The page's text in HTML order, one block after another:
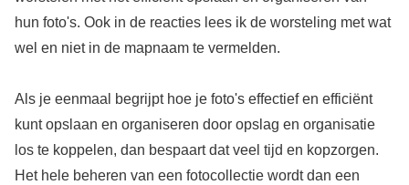
hun foto's. Ook in de reacties lees ik de worsteling met wat
wel en niet in de mapnaam te vermelden.
Als je eenmaal begrijpt hoe je foto's effectief en efficiënt
kunt opslaan en organiseren door opslag en organisatie
los te koppelen, dan bespaart dat veel tijd en kopzorgen.
Het hele beheren van een fotocollectie wordt dan een